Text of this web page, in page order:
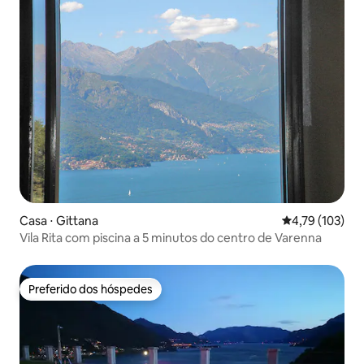
Casa ⋅ Gittana 4,79 de uma
4,79 (103)
Vila Rita com piscina a 5 minutos do centro de Varenna
Preferido dos hóspedes
Preferido dos hóspedes